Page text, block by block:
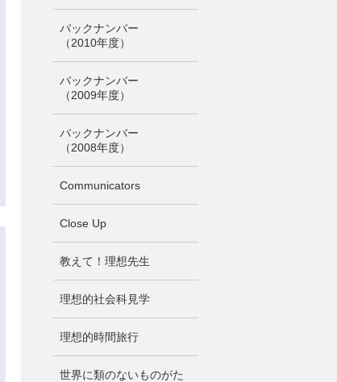
バックナンバー
（2010年度）
バックナンバー
（2009年度）
バックナンバー
（2008年度）
Communicators
Close Up
教えて！理想先生
理想的社会科見学
理想的時間旅行
世界に類のないものがた